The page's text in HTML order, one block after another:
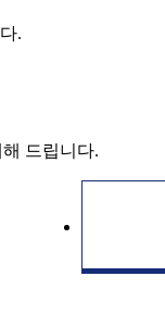
.
드립니다.